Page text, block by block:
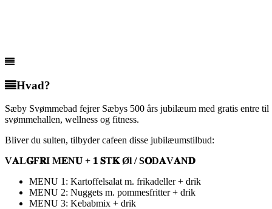
Hvad?
Sæby Svømmebad fejrer Sæbys 500 års jubilæum med gratis entre til
svømmehallen, wellness og fitness.
Bliver du sulten, tilbyder cafeen disse jubilæumstilbud:
V𝐀L𝐆F𝐑I M𝐄N𝐔 + 𝟏 𝐒T𝐊 Øl / S𝐎D𝐀V𝐀N𝐃
MENU 1: Kartoffelsalat m. frikadeller + drik
MENU 2: Nuggets m. pommesfritter + drik
MENU 3: Kebabmix + drik